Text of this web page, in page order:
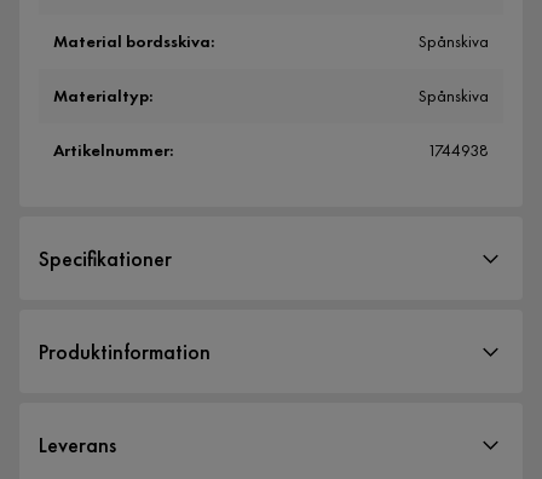
Material bordsskiva: Spånskiva
Materialtyp: Spånskiva
Artikelnummer: 1744938
Specifikationer
Storlek
Produktinformation
skrivbord för ditt kontor
Leverans